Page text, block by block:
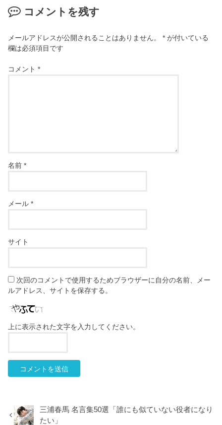
コメントを残す
メールアドレスが公開されることはありません。 * が付いている
欄は必須項目です
コメント*
名前*
メール*
サイト
次回のコメントで使用するためブラウザーに自分の名前、メー
ルアドレス、サイトを保存する。
上に表示された文字を入力してください。
三浦春馬 名言集50選「誰にも似ていない役者になり
たい」